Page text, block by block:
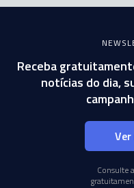
Receba
notícias do dia,
Consulte